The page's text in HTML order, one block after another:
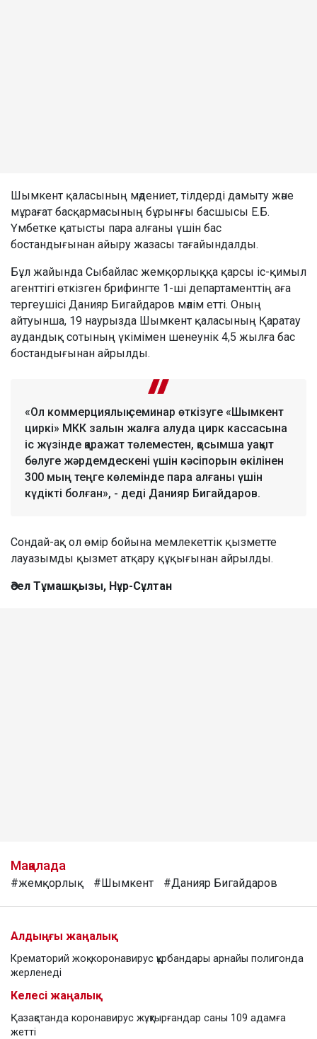
Шымкент қаласының мәдениет, тілдерді дамыту және
мұрағат басқармасының бұрынғы басшысы Е.Б.
Үмбетке қатысты пара алғаны үшін бас
бостандығынан айыру жазасы тағайындалды.
Бұл жайында Сыбайлас жемқорлыққа қарсы іс-қимыл
агенттігі өткізген брифингте 1-ші департаменттің аға
тергеушісі Данияр Бигайдаров мәлім етті. Оның
айтуынша, 19 наурызда Шымкент қаласының Қаратау
аудандық сотының үкімімен шенеунік 4,5 жылға бас
бостандығынан айрылды.
«Ол коммерциялық семинар өткізуге «Шымкент
циркі» МКК залын жалға алуда цирк кассасына
іс жүзінде қаражат төлеместен, қосымша уақыт
бөлуге жәрдемдескені үшін кәсіпорын өкілінен
300 мың теңге көлемінде пара алғаны үшін
күдікті болған», - деді Данияр Бигайдаров.
Сондай-ақ ол өмір бойына мемлекеттік қызметте
лауазымды қызмет атқару құқығынан айрылды.
Әсел Тұмашқызы, Нұр-Сұлтан
Мақалада
#жемқорлық #Шымкент #Данияр Бигайдаров
Алдыңғы жаңалық
Крематорий жоқ: коронавирус құрбандары арнайы полигонда
жерленеді
Келесі жаңалық
Қазақстанда коронавирус жұқтырғандар саны 109 адамға
жетті